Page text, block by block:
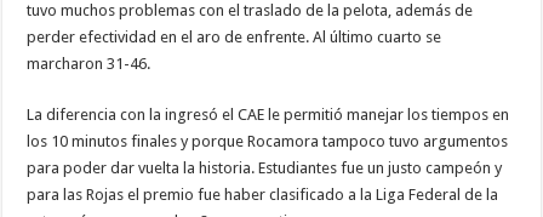
tuvo muchos problemas con el traslado de la pelota, además de
perder efectividad en el aro de enfrente. Al último cuarto se
marcharon 31-46.
La diferencia con la ingresó el CAE le permitió manejar los tiempos en
los 10 minutos finales y porque Rocamora tampoco tuvo argumentos
para poder dar vuelta la historia. Estudiantes fue un justo campeón y
para las Rojas el premio fue haber clasificado a la Liga Federal de la